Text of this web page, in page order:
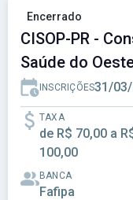
Encerrado
CISOP-PR -
Saúde do
INSCRIÇÕES31/
TAXA
de R$ 70,00 a
100,00
BANCA
Fafipa